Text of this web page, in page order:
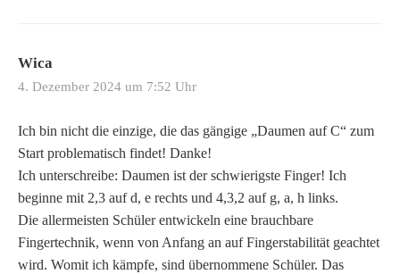
Wica
4. Dezember 2024 um 7:52 Uhr
Ich bin nicht die einzige, die das gängige „Daumen auf C“ zum
Start problematisch findet! Danke!
Ich unterschreibe: Daumen ist der schwierigste Finger! Ich
beginne mit 2,3 auf d, e rechts und 4,3,2 auf g, a, h links.
Die allermeisten Schüler entwickeln eine brauchbare
Fingertechnik, wenn von Anfang an auf Fingerstabilität geachtet
wird. Womit ich kämpfe, sind übernommene Schüler. Das